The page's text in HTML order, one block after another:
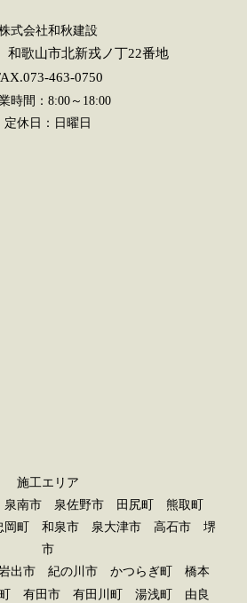
式会社和秋建設
歌山市北新戎ノ丁22番地
463-0750
時間：8:00～18:00
定休日：日曜日
施工エリア
泉南市 泉佐野市 田尻町 熊取町
岡町 和泉市 泉大津市 高石市 堺
市
出市 紀の川市 かつらぎ町 橋本
有田市 有田川町 湯浅町 由良